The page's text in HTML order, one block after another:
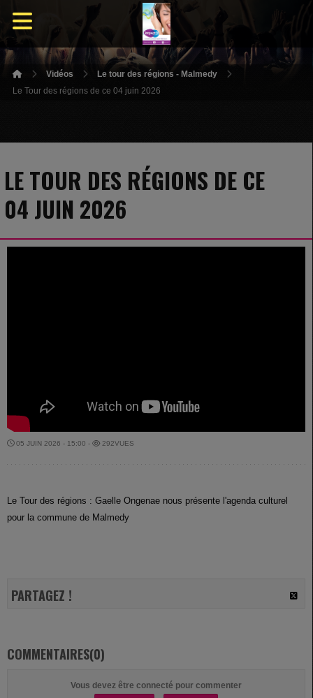
Vidéos
Le tour des régions - Malmedy
Le Tour des régions de ce 04 juin 2026
LE TOUR DES RÉGIONS DE CE
04 JUIN 2026
05 JUIN 2026 - 15:00 - 292VUES
Le Tour des régions : Gaelle Ongenae nous présente l'agenda culturel
pour la commune de Malmedy
PARTAGEZ !
COMMENTAIRES(0)
Vous devez être connecté pour commenter